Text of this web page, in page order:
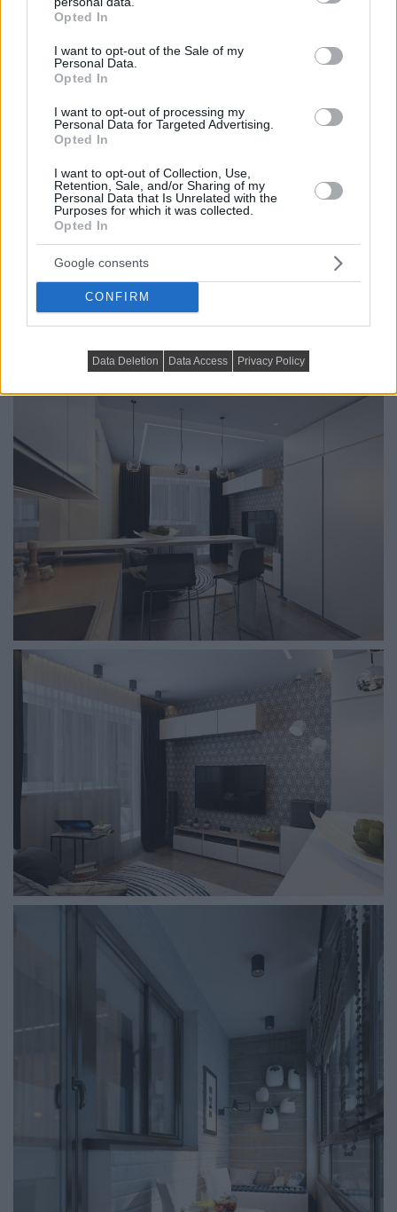
grant or deny consent to Google and its third-party tags to
use your data for below specified purposes in below Google
consent section.
Opted In
I want to opt-out of the Sale of my
Personal Data.
Opted In
I want to opt-out of processing my
Personal Data for Targeted Advertising.
Opted In
I want to opt-out of Collection, Use,
Retention, Sale, and/or Sharing of my
Personal Data that Is Unrelated with the
Purposes for which it was collected.
Opted In
Google consents
CONFIRM
Data Deletion Data Access Privacy Policy